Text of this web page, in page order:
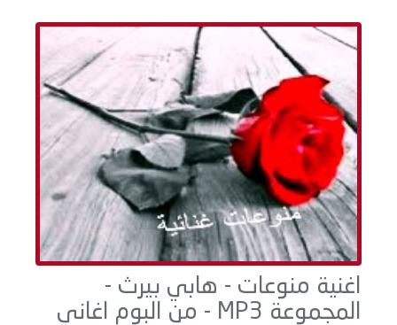
اغنية منوعات - هابي بيرث -
المجموعة MP3 - من البوم اغاني